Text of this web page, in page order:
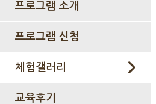
프로그램 소개
프로그램 신청
체험갤러리
교육후기